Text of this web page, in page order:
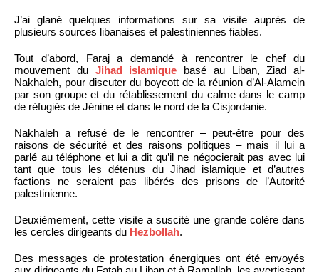
J’ai glané quelques informations sur sa visite auprès de
plusieurs sources libanaises et palestiniennes fiables.
Tout d’abord, Faraj a demandé à rencontrer le chef du
mouvement du Jihad islamique basé au Liban, Ziad al-
Nakhaleh, pour discuter du boycott de la réunion d’Al-Alamein
par son groupe et du rétablissement du calme dans le camp
de réfugiés de Jénine et dans le nord de la Cisjordanie.
Nakhaleh a refusé de le rencontrer – peut-être pour des
raisons de sécurité et des raisons politiques – mais il lui a
parlé au téléphone et lui a dit qu’il ne négocierait pas avec lui
tant que tous les détenus du Jihad islamique et d’autres
factions ne seraient pas libérés des prisons de l’Autorité
palestinienne.
Deuxièmement, cette visite a suscité une grande colère dans
les cercles dirigeants du Hezbollah.
Des messages de protestation énergiques ont été envoyés